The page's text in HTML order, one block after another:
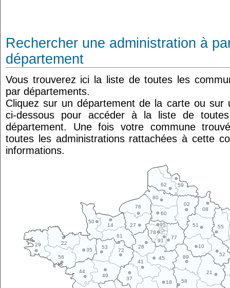
Rechercher une administration à
département
Vous trouverez ici la liste de toutes les
par départements.
Cliquez sur un département de la carte ou sur
ci-dessous pour accéder à la liste de
département. Une fois votre commune
toutes les administrations rattachées à cette
informations.
10
14
18
21
22
27
28
29
35
37
41
44
45
49
50
51
52
53
55
56
58
59
60
61
62
02
08
72
76
77
78
80
89
91
95